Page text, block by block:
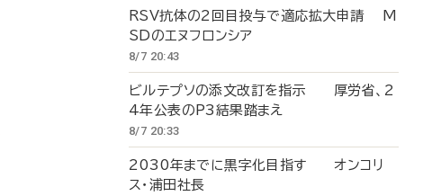
RSV抗体の2回目投与で適応拡大申請 M
SDのエヌフロンシア
8/7 20:43
ビルテプソの添文改訂を指示 厚労省、2
4年公表のP3結果踏まえ
8/7 20:33
2030年までに黒字化目指す オンコリ
ス・浦田社長